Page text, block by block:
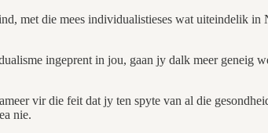
met die mees individualistieses wat uiteindelik in
ingeprent in jou, gaan jy dalk meer geneig
vir die feit dat jy ten spyte van al die
nie.